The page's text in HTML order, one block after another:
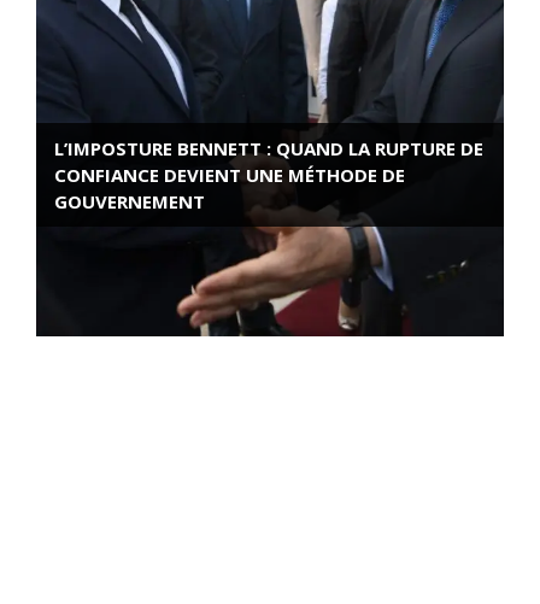
L’IMPOSTURE BENNETT : QUAND LA RUPTURE DE
CONFIANCE DEVIENT UNE MÉTHODE DE
GOUVERNEMENT
ROSE VALLAND, HEROÏNE DE LA RESISTANCE